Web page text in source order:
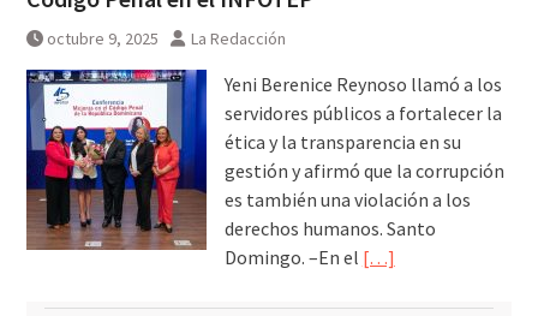
octubre 9, 2025 La Redacción
Yeni Berenice Reynoso llamó a los
servidores públicos a fortalecer la
ética y la transparencia en su
gestión y afirmó que la corrupción
es también una violación a los
derechos humanos. Santo
Domingo. –En el […]